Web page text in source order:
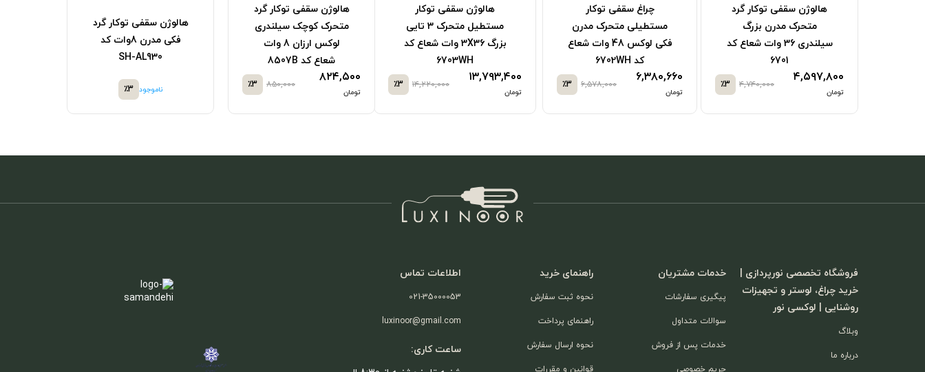
هالوژن سقفی توکار گرد
متحرک مدرن بزرگ
سیلندری 36 وات شعاع کد
6701
۴,۵۹۷,۸۰۰
تومان
۴,۷۴۰,۰۰۰ ٪3
چراغ سقفی توکار
مستطیلی متحرک مدرن
فکی لوکس 48 وات شعاع
کد 6702WH
۶,۳۸۰,۶۶۰
تومان
۶,۵۷۸,۰۰۰ ٪3
هالوژن سقفی توکار
مستطیل متحرک 3 تایی
بزرگ 3X36 وات شعاع کد
6703WH
۱۳,۷۹۳,۴۰۰
تومان
۱۴,۲۲۰,۰۰۰ ٪3
هالوژن سقفی توکار گرد
متحرک کوچک سیلندری
لوکس ارزان 8 وات
شعاع کد 8507B
۸۲۴,۵۰۰
تومان
۸۵۰,۰۰۰ ٪3
هالوژن سقفی توکار گرد
فکی مدرن 8وات کد
SH-AL930
ناموجود ٪3
فروشگاه تخصصی نورپردازی |
خرید چراغ، لوستر و تجهیزات
روشنایی | لوکسی نور
وبلاگ
درباره ما
خدمات مشتریان
پیگیری سفارشات
سوالات متداول
خدمات پس از فروش
حریم خصوصی
راهنمای خرید
نحوه ثبت سفارش
راهنمای پرداخت
نحوه ارسال سفارش
قوانین و مقررات
اطلاعات تماس
021-35000053
luxinoor@gmail.com
ساعت کاری: